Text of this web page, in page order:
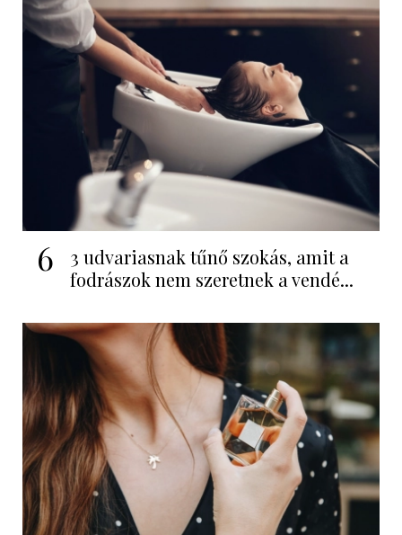
6
3 udvariasnak tűnő szokás, amit a
fodrászok nem szeretnek a vendé...